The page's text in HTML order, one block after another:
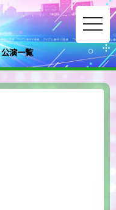
公演一覧
toggle